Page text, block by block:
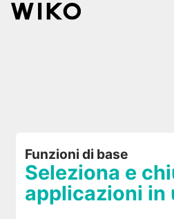
Funzioni di base
Seleziona e
applicazioni in